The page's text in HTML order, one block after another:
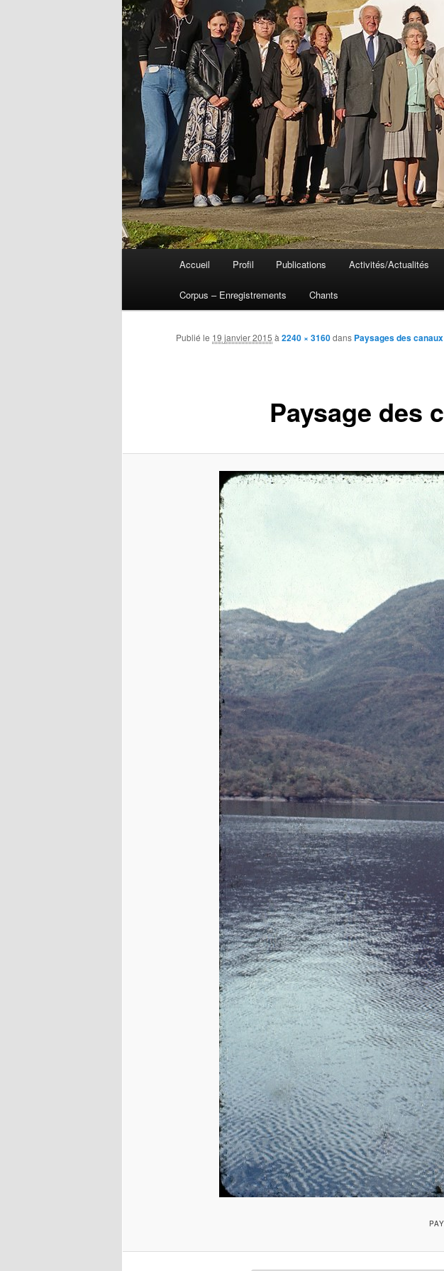
Aller
au
contenu
Accueil Profil Publications Activités/Actualités
Corpus – Enregistrements Chants
Paysage des
Publié le 19 janvier 2015 à2240 × 3160dans Paysages des